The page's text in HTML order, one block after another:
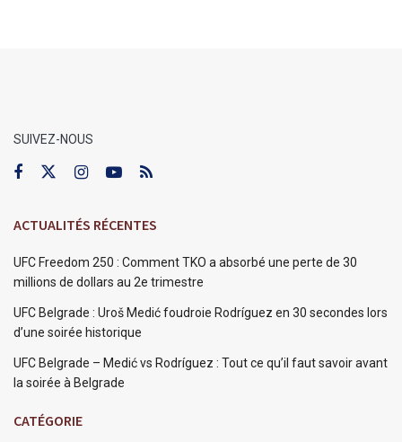
SUIVEZ-NOUS
ACTUALITÉS RÉCENTES
UFC Freedom 250 : Comment TKO a absorbé une perte de 30
millions de dollars au 2e trimestre
UFC Belgrade : Uroš Medić foudroie Rodríguez en 30 secondes lors
d’une soirée historique
UFC Belgrade – Medić vs Rodríguez : Tout ce qu’il faut savoir avant
la soirée à Belgrade
CATÉGORIE